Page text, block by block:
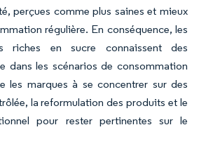
perçues comme plus saines et mieux
régulière. En conséquence, les
riches en sucre connaissent des
dans les scénarios de consommation
les marques à se concentrer sur des
la reformulation des produits et le
pour rester pertinentes sur le